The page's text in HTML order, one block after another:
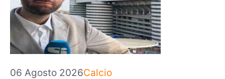
06 Agosto 2026Categorie
Calcio